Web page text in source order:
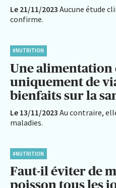
Le 21/11/2023 Aucune étude
confirme.
#NUTRITION
Une alimentation
uniquement de
bienfaits sur la
Le 13/11/2023 Au contraire,
maladies.
#NUTRITION
Faut-il éviter de
poisson tous les